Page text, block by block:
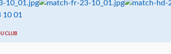
CLUB